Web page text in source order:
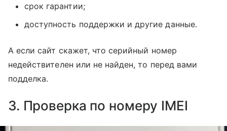
срок гарантии;
доступность поддержки и другие данные.
А если сайт скажет, что серийный номер
недействителен или не найден, то перед вами
подделка.
3. Проверка по номеру IMEI